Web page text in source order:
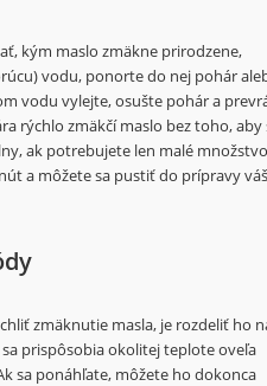
kým maslo zmäkne prirodzene,
vodu, ponorte do nej pohár
vodu vylejte, osušte pohár a
rýchlo zmäkčí maslo bez toho, aby
ak potrebujete len malé
a môžete sa pustiť do prípravy
zmäknutie masla, je rozdeliť ho
prispôsobia okolitej teplote oveľa
sa ponáhľate, môžete ho dokonca